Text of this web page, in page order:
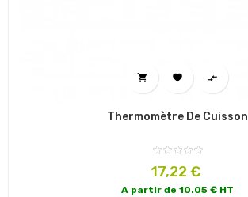
  
Thermomètre De Cuisson
Prix
17,22 €
A partir de 10.05 € HT